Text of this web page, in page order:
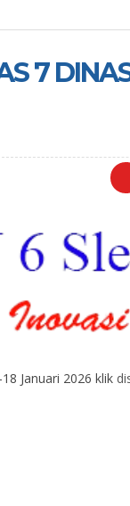
7
Januari 2026 klik